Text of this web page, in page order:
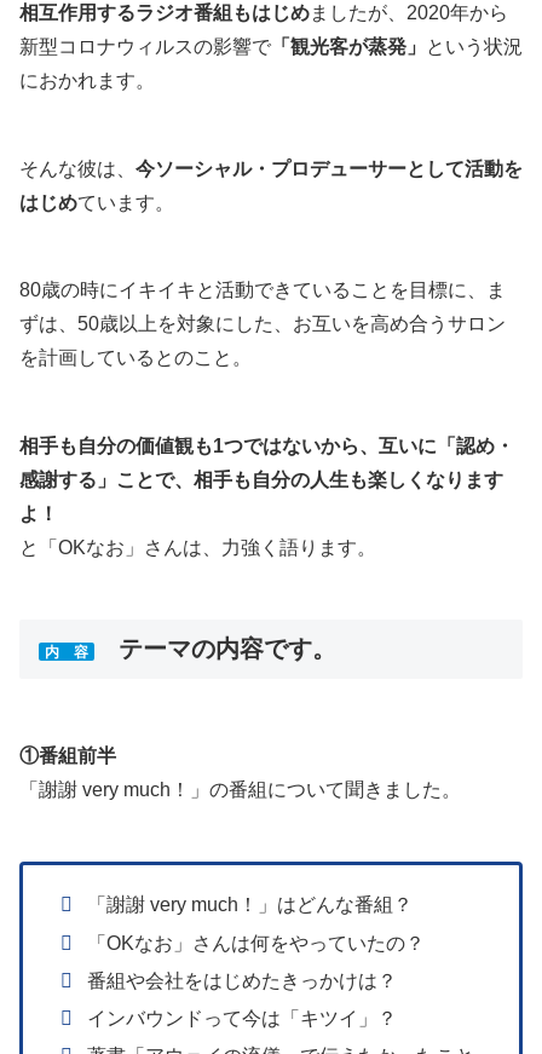
相互作用するラジオ番組もはじめましたが、2020年から
新型コロナウィルスの影響で 「観光客が蒸発」
という状況
におかれます。
そんな彼は、 今ソーシャル・プロデューサーとして活動を
はじめています。
80歳の時にイキイキと活動できていることを目標に、ま
ずは、50歳以上を対象にした、お互いを高め合うサロン
を計画しているとのこと。
相手も自分の価値観も1つではないから、互いに「認め・
感謝する」ことで、相手も自分の人生も楽しくなります
よ！
と「OKなお」さんは、力強く語ります。
内 容 テーマの内容です。
①番組前半
「謝謝 very much！」の番組について聞きました。
「謝謝 very much！」はどんな番組？
「OKなお」さんは何をやっていたの？
番組や会社をはじめたきっかけは？
インバウンドって今は「キツイ」？